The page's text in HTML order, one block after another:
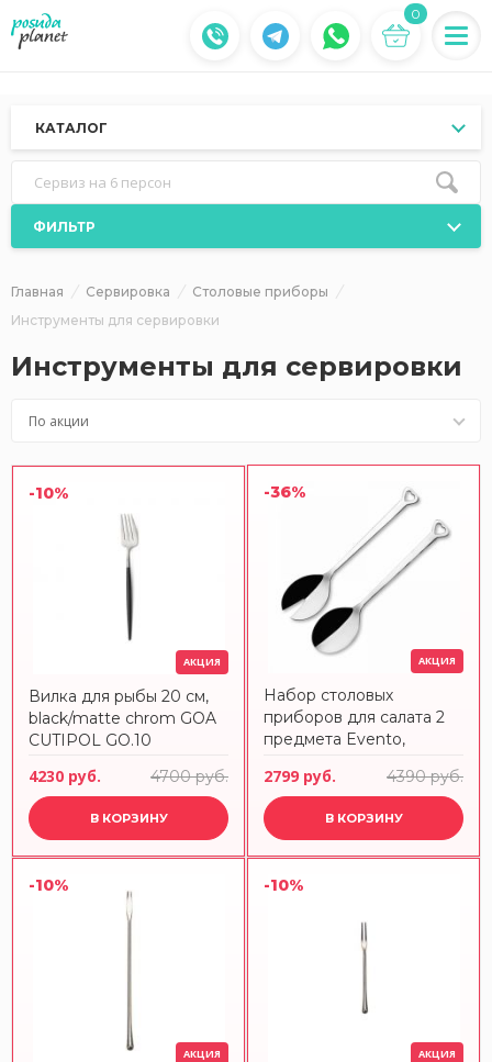
0
КАТАЛОГ
Сервиз на 6 персон
ФИЛЬТР
Главная Сервировка
Столовые приборы
Инструменты для сервировки
Инструменты для сервировки
По акции
-10%
АКЦИЯ
Вилка для рыбы 20 см,
black/matte chrom GOA
CUTIPOL GO.10
4230 руб. 4700 руб.
В КОРЗИНУ
-36%
АКЦИЯ
Набор столовых
приборов для салата 2
предмета Evento,
ART MEPRA
2799 руб. 4390 руб.
В КОРЗИНУ
-10%
АКЦИЯ
-10%
АКЦИЯ